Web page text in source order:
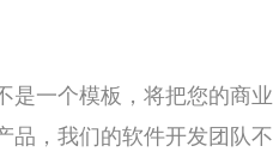
品，您将获得更块的交付
软件，那么我们的定制开发